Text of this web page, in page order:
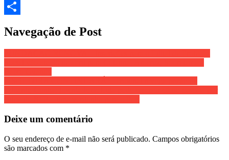
Twitter
Navegação de Post
Deixe um comentário
O seu endereço de e-mail não será publicado. Campos obrigatórios
são marcados com *